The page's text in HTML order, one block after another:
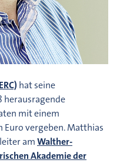
hat seine
herausragende
mit einem
vergeben. Matthias
amWalther-
Akademie der